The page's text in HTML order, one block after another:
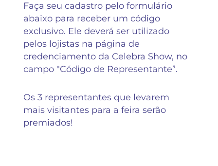
Faça seu cadastro pelo formulário
abaixo para receber um código
exclusivo. Ele deverá ser utilizado
pelos lojistas na página de
credenciamento da Celebra Show, no
campo "Código de Representante”.
Os 3 representantes que levarem
mais visitantes para a feira serão
premiados!